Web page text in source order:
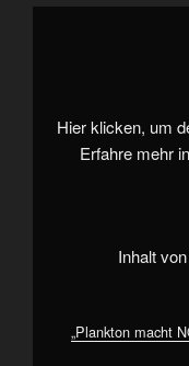
„Plankton
von
YouTube
anzeigen
Hier klicken, um
Erfahre mehr
Inhalt
„Plankton macht